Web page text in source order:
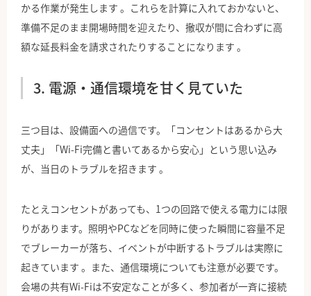
かる作業が発生します 。これらを計算に入れておかないと、
準備不足のまま開場時間を迎えたり、撤収が間に合わずに高
額な延長料金を請求されたりすることになります 。
3. 電源・通信環境を甘く見ていた
三つ目は、設備面への過信です。「コンセントはあるから大
丈夫」「Wi-Fi完備と書いてあるから安心」という思い込み
が、当日のトラブルを招きます 。
たとえコンセントがあっても、1つの回路で使える電力には限
りがあります。照明やPCなどを同時に使った瞬間に容量不足
でブレーカーが落ち、イベントが中断するトラブルは実際に
起きています 。また、通信環境についても注意が必要です。
会場の共有Wi-Fiは不安定なことが多く、参加者が一斉に接続